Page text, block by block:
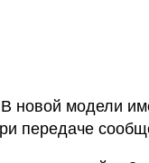
новой модели
передаче